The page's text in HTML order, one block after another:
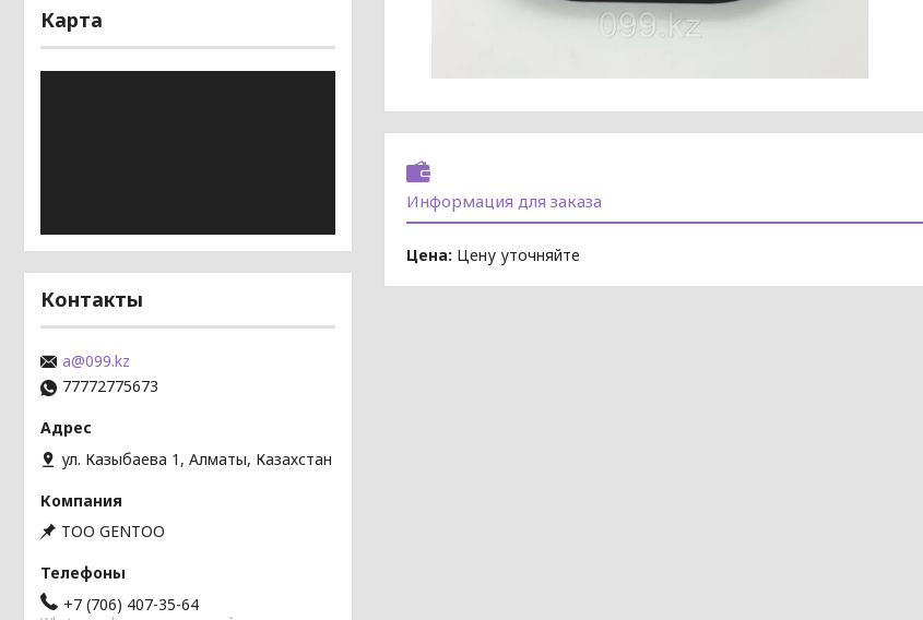
Информация для заказа
Цена: Цену уточняйте
Карта
Контакты
a@099.kz
77772775673
ул. Казыбаева 1, Алматы, Казахстан
TOO GENTOO
+7 (706) 407-35-64